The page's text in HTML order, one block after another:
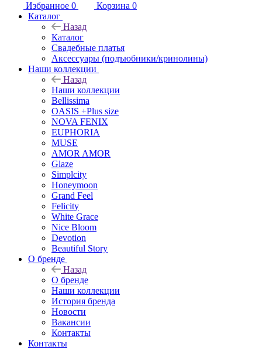
Избранное 0 Корзина 0
Каталог
Назад
Каталог
Свадебные платья
Аксессуары (подъюбники/кринолины)
Наши коллекции
Назад
Наши коллекции
Bellissima
OASIS +Plus size
NOVA FENIX
EUPHORIA
MUSE
AMOR AMOR
Glaze
Simplcity
Honeymoon
Grand Feel
Felicity
White Grace
Nice Bloom
Devotion
Beautiful Story
О бренде
Назад
О бренде
Наши коллекции
История бренда
Новости
Вакансии
Контакты
Контакты